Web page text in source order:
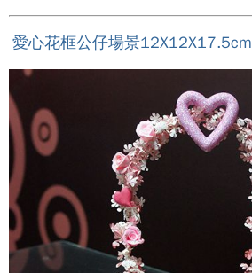
愛心花框公仔場景12X12X17.5cm